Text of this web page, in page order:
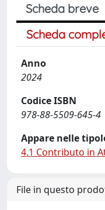
Scheda breve
Scheda
Anno
2024
Codice ISBN
978-88-5509-645-4
Appare nelle
4.1 Contributo in
File in questo